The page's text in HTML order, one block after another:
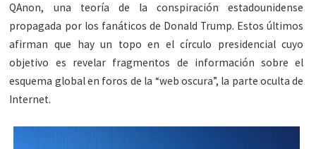
QAnon, una teoría de la conspiración estadounidense
propagada por los fanáticos de Donald Trump. Estos últimos
afirman que hay un topo en el círculo presidencial cuyo
objetivo es revelar fragmentos de información sobre el
esquema global en foros de la “web oscura”, la parte oculta de
Internet.